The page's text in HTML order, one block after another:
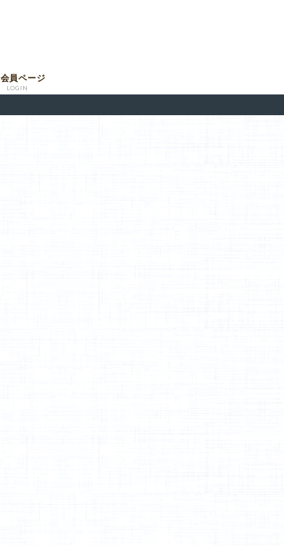
LOGIN
会員ページ